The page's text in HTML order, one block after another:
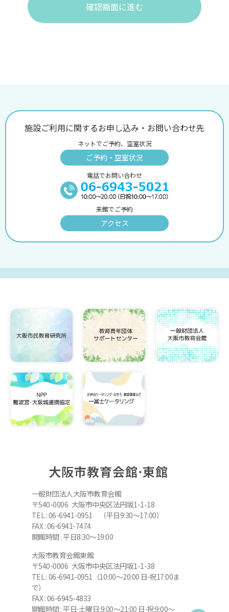
確認画面に進む
施設ご利用に関するお申し込み・お問い合わせ先
ネットでご予約、空室状況
ご予約・空室状況
電話でお問い合わせ
来館でご予約
アクセス
大阪市教育会館⋅東館
一般財団法人大阪市教育会館
〒540-0006 大阪市中央区法円坂1-1-18
TEL : 06-6941-0951 （平日9:30～17:00）
FAX : 06-6941-7474
開館時間 : 平日8:30～19:00
大阪市教育会館東館
〒540-0006 大阪市中央区法円坂1-1-38
TEL : 06-6941-0951（10:00～20:00 日⋅祝17:00ま
で）
FAX : 06-6945-4833
開館時間 : 平日⋅土曜日:9:00～21:00 日⋅祝:9:00～